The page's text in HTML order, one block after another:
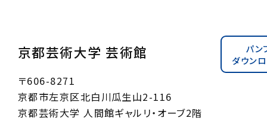
京都芸術大学 芸術館
パン
ダウン
〒606-8271
京都市左京区北白川瓜生山2-116
京都芸術大学 人間館ギャルリ・オーブ2階